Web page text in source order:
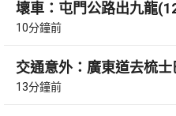
壞車：屯門公路出九龍
10分鐘前
交通意外：廣東道去梳
13分鐘前